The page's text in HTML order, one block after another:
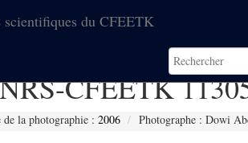
scientifiques du CFEETK
CFEETK
de la photographie : 2006 Photographe : Dowi